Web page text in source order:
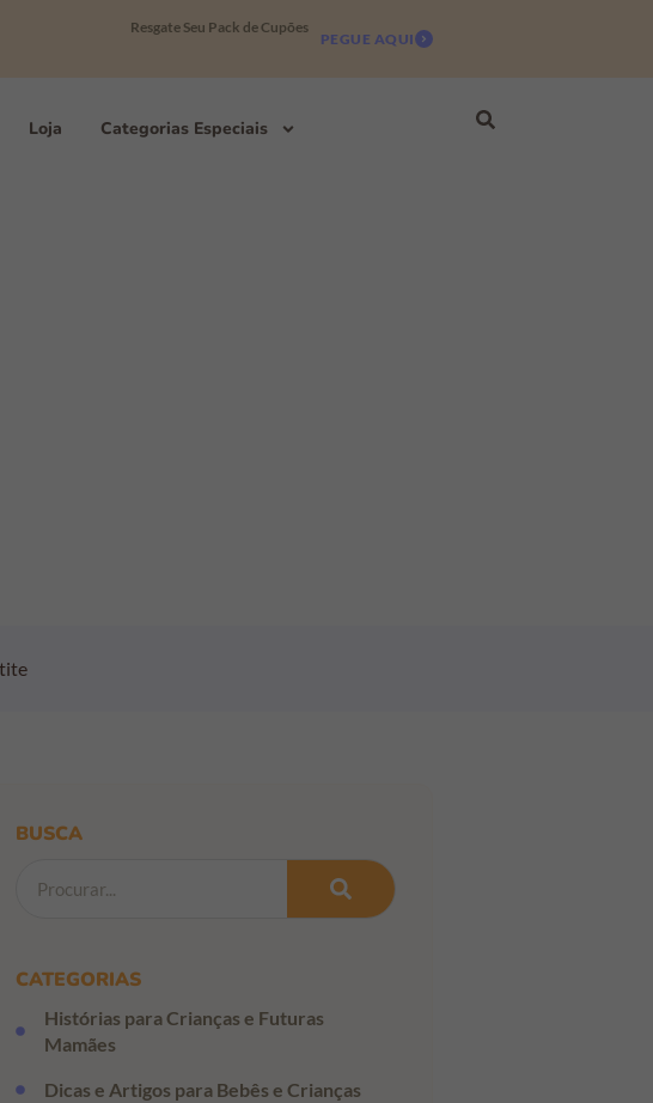
Resgate Seu Pack de Cupões
PEGUE AQUI
Loja Categorias Especiais
BUSCA
CATEGORIAS
Histórias para Crianças e Futuras
Mamães
Dicas e Artigos para Bebês e Crianças